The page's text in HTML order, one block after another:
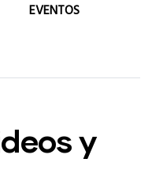
EVENTOS
y